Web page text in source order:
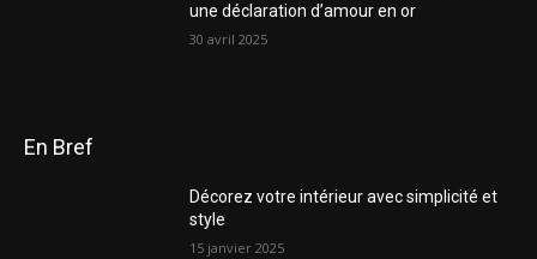
une déclaration d’amour en or
30 avril 2025
En Bref
Décorez votre intérieur avec simplicité et
style
15 janvier 2025